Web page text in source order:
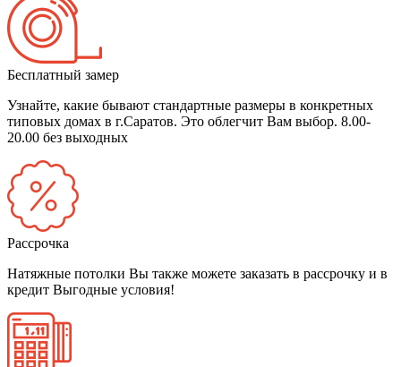
Бесплатный замер
Узнайте, какие бывают стандартные размеры в конкретных
типовых домах в г.Саратов. Это облегчит Вам выбор. 8.00-
20.00 без выходных
Рассрочка
Натяжные потолки Вы также можете заказать в рассрочку и в
кредит Выгодные условия!